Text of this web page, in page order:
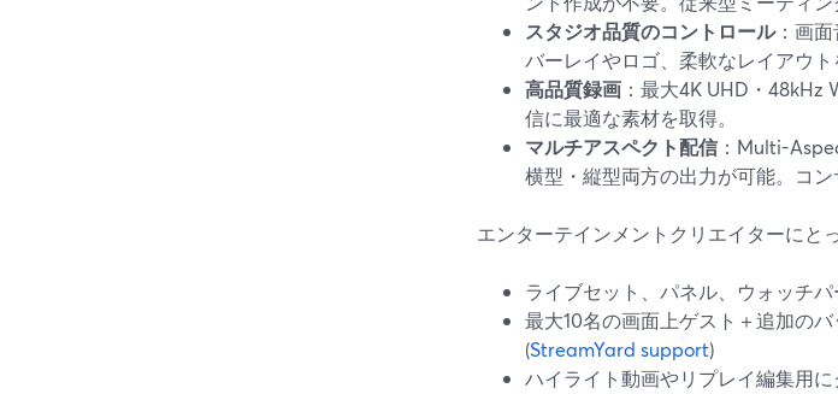
スタジオ品質のコントロール：画
バーレイやロゴ、柔軟なレイアウト
高品質録画 ：最大4K UHD・
信に最適な素材を取得。
マルチアスペクト配信 ：Multi-
横型・縦型両方の出力が可能。コ
エンターテインメントクリエイターにと
ライブセット、パネル、ウォッチパ
最大10名の画面上ゲスト＋追加の
(StreamYard support)
ハイライト動画やリプレイ編集用に